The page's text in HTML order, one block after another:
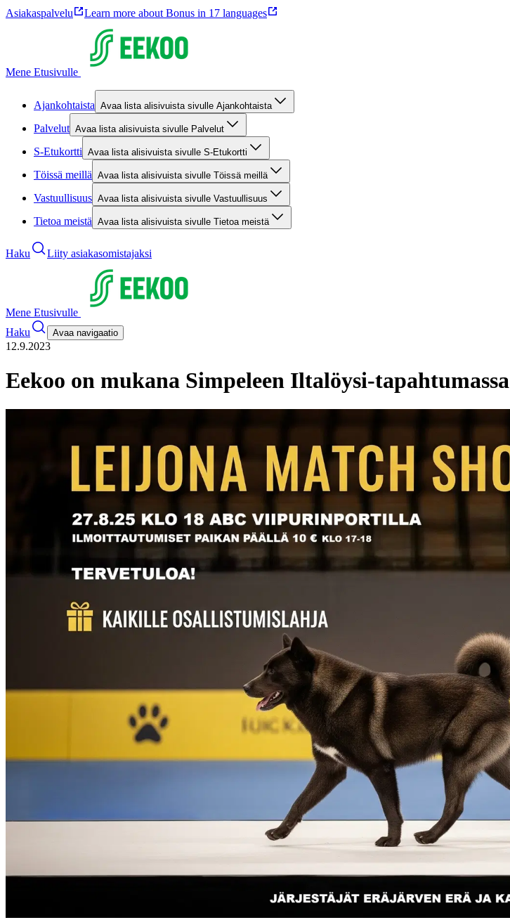
Asiakaspalvelu Learn more about Bonus in 17 languages
Mene Etusivulle
Ajankohtaista Avaa lista alisivuista sivulle Ajankohtaista
Palvelut Avaa lista alisivuista sivulle Palvelut
S-Etukortti Avaa lista alisivuista sivulle S-Etukortti
Töissä meillä Avaa lista alisivuista sivulle Töissä meillä
Vastuullisuus Avaa lista alisivuista sivulle Vastuullisuus
Tietoa meistä Avaa lista alisivuista sivulle Tietoa meistä
Haku Liity asiakasomistajaksi
Mene Etusivulle
Haku
Avaa navigaatio
12.9.2023
Eekoo on mukana Simpeleen Iltalöysi-tapahtumassa